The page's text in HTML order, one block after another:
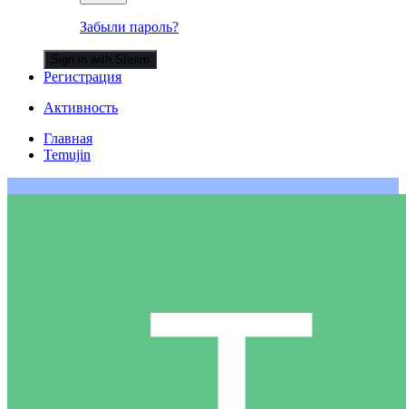
Забыли пароль?
Sign in with Steam
Регистрация
Активность
Главная
Temujin